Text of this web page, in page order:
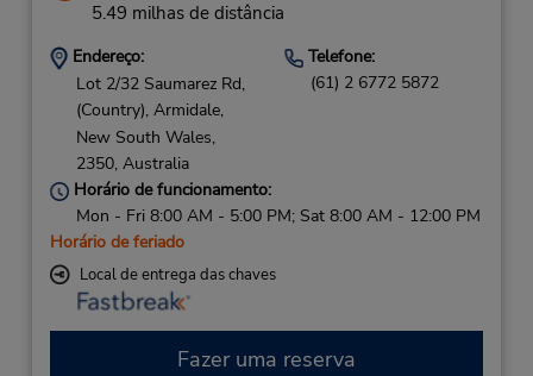
5.49 milhas de distância
Endereço:
Lot 2/32 Saumarez Rd,
(Country), Armidale,
New South Wales,
2350, Australia
Telefone:
(61) 2 6772 5872
Horário de funcionamento:
Mon - Fri 8:00 AM - 5:00 PM; Sat 8:00 AM - 12:00 PM
Horário de feriado
Local de entrega das chaves
Fazer uma reserva